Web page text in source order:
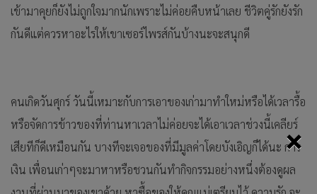
×
เข้ามาคุยก็ยังไม่ถูกใจมากนักเพราะไม่ค่อยคืบหน้าเลย ชีวิตคู่รักยังรัก
กันดีแต่ควรหาอะไรให้เขาเซอร์ไพรส์กันบ้างนะจะสนุกดี
คนเกิดวันศุกร์ วันนี้เหมาะกับการเอาของเก่ามาทำใหม่หรือได้เวลารื้อ
หรือจัดการข้าวของที่ท่านหาเวลาไม่ค่อยจะได้เอาเวลาช่วงนี้เคลียร์
เสียทีก็ดีเหมือนกัน บางทีจะเจอของที่มีมูลค่าโดยบังเอิญก็ได้นะ การ
เงิน เพื่อนเก่าๆจะมาหาหรือชวนกันทำกิจกรรมอย่างหนึ่งต้องดูผล